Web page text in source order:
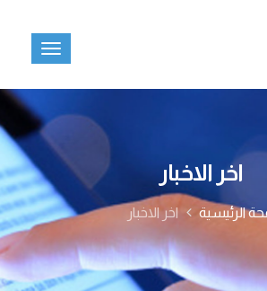
اخر الاخبار
الرئيسية اخر الاخبار